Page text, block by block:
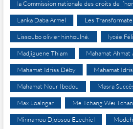
la Commission nationale des droits de
Lanka Daba Armel Les
Lissoubo olivier hinhoulné. lycée
Madjiguene Thiam Mahamat Ahmat
Mahamat Idriss Déby Mahamat
Mahamat Nour Ibedou Masra
Max Loalngar Me Tchang Wei
Minnamou Djobsou Ezechiel